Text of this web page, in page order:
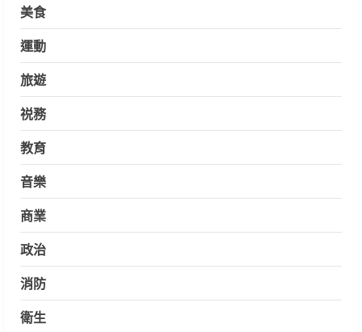
美食
運動
旅遊
祱務
教育
音樂
商業
政治
消防
衛生